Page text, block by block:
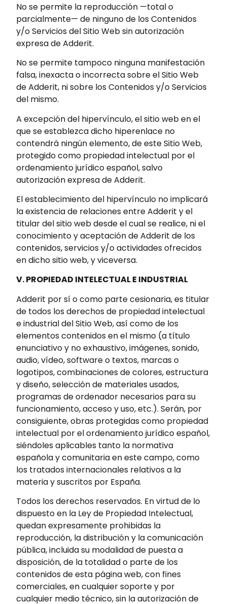
No se permite la reproducción —total o
parcialmente— de ninguno de los Contenidos
y/o Servicios del Sitio Web sin autorización
expresa de Adderit.
No se permite tampoco ninguna manifestación
falsa, inexacta o incorrecta sobre el Sitio Web
de Adderit, ni sobre los Contenidos y/o Servicios
del mismo.
A excepción del hipervínculo, el sitio web en el
que se establezca dicho hiperenlace no
contendrá ningún elemento, de este Sitio Web,
protegido como propiedad intelectual por el
ordenamiento jurídico español, salvo
autorización expresa de Adderit.
El establecimiento del hipervínculo no implicará
la existencia de relaciones entre Adderit y el
titular del sitio web desde el cual se realice, ni el
conocimiento y aceptación de Adderit de los
contenidos, servicios y/o actividades ofrecidos
en dicho sitio web, y viceversa.
V. PROPIEDAD INTELECTUAL E INDUSTRIAL
Adderit por sí o como parte cesionaria, es titular
de todos los derechos de propiedad intelectual
e industrial del Sitio Web, así como de los
elementos contenidos en el mismo (a título
enunciativo y no exhaustivo, imágenes, sonido,
audio, vídeo, software o textos, marcas o
logotipos, combinaciones de colores, estructura
y diseño, selección de materiales usados,
programas de ordenador necesarios para su
funcionamiento, acceso y uso, etc.). Serán, por
consiguiente, obras protegidas como propiedad
intelectual por el ordenamiento jurídico español,
siéndoles aplicables tanto la normativa
española y comunitaria en este campo, como
los tratados internacionales relativos a la
materia y suscritos por España.
Todos los derechos reservados. En virtud de lo
dispuesto en la Ley de Propiedad Intelectual,
quedan expresamente prohibidas la
reproducción, la distribución y la comunicación
pública, incluida su modalidad de puesta a
disposición, de la totalidad o parte de los
contenidos de esta página web, con fines
comerciales, en cualquier soporte y por
cualquier medio técnico, sin la autorización de